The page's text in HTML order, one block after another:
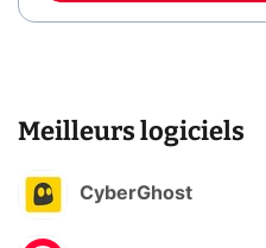
Meilleurs logiciels
CyberGhost